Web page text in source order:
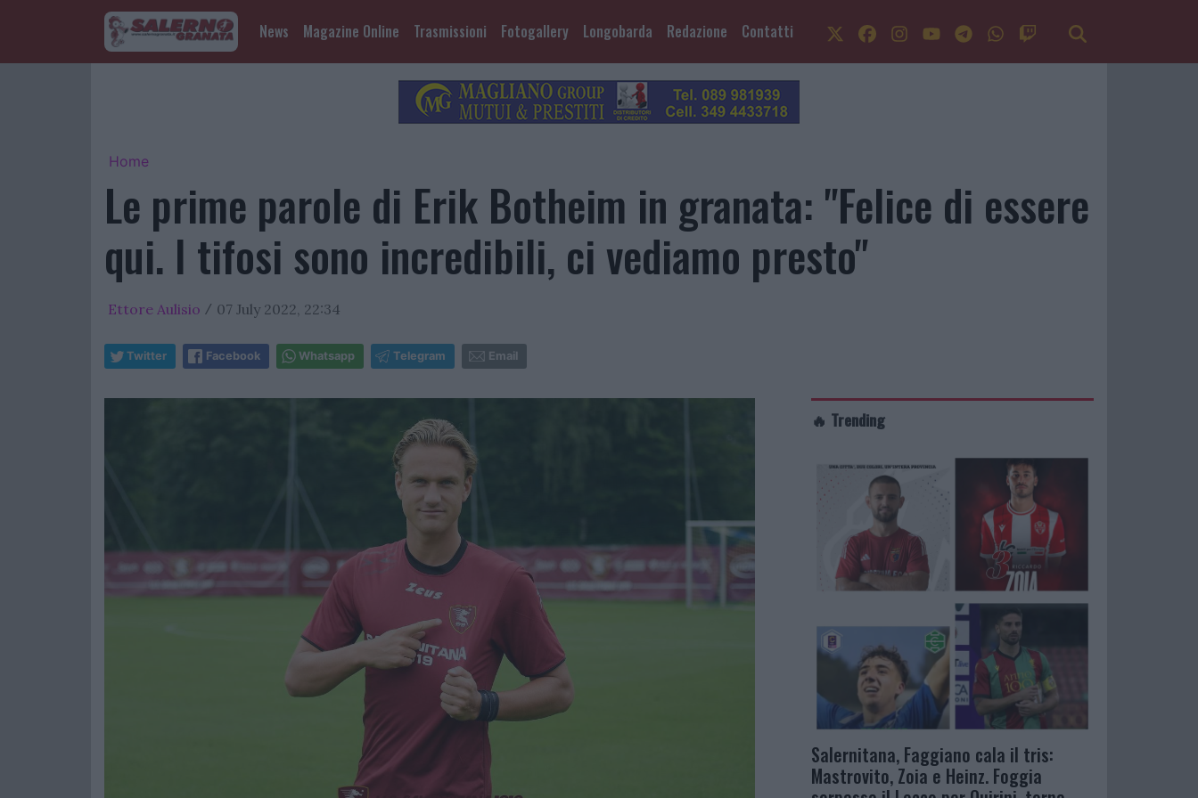
News Magazine Online Trasmissioni Fotogallery Longobarda Redazione Contatti
Home
Le prime parole di Erik Botheim in granata: "Felice di essere
qui. I tifosi sono incredibili, ci vediamo presto"
Ettore Aulisio / 07 July 2022, 22:34
Twitter Facebook Whatsapp Telegram Email
🔥 Trending
Salernitana, Faggiano cala il tris:
Mastrovito, Zoia e Heinz. Foggia